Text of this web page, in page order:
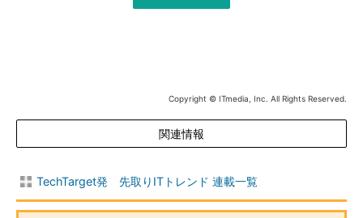
Copyright © ITmedia, Inc. All Rights Reserved.
関連情報
TechTarget発 先取りITトレンド 連載一覧